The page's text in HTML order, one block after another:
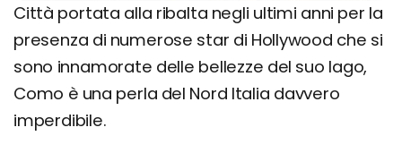
Città portata alla ribalta negli ultimi anni per la
presenza di numerose star di Hollywood che si
sono innamorate delle bellezze del suo lago,
Como è una perla del Nord Italia davvero
imperdibile.